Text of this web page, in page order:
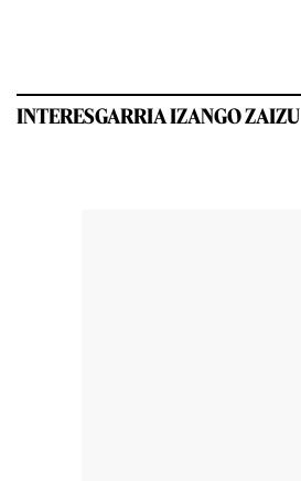
INTERESGARRIA IZANGO ZAIZU